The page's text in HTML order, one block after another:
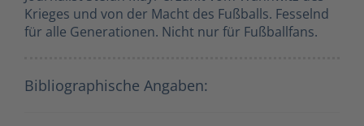
Krieges und von der Macht des Fußballs. Fesselnd
für alle Generationen. Nicht nur für Fußballfans.
Bibliographische Angaben: